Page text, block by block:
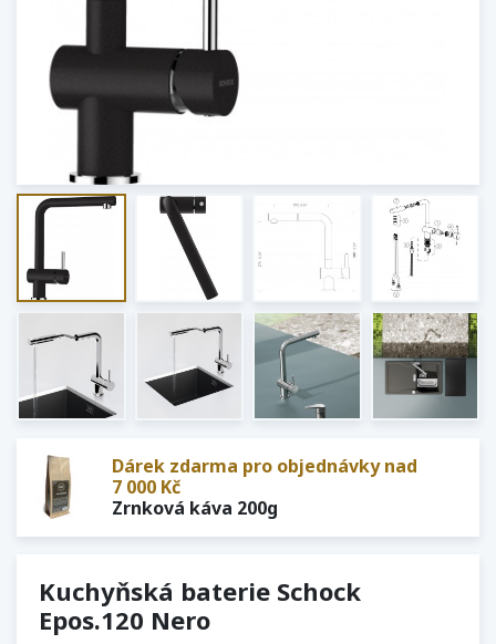
Dárek zdarma pro objednávky nad
7 000 Kč
Zrnková káva 200g
Kuchyňská baterie Schock
Epos.120 Nero